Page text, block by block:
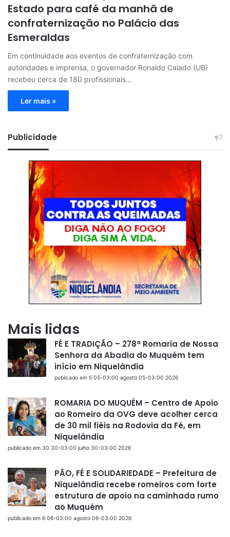
Estado para café da manhã de
confraternização no Palácio das
Esmeraldas
Em continuidade aos eventos de confraternização com
autoridades e imprensa, o governador Ronaldo Caiado (UB)
recebeu cerca de 180 profissionais…
Ler mais »
Publicidade
Mais lidas
FÉ E TRADIÇÃO – 278ª Romaria de Nossa
Senhora da Abadia do Muquém tem
início em Niquelândia
publicado em 5 05-03:00 agosto 05-03:00 2026
ROMARIA DO MUQUÉM – Centro de Apoio
ao Romeiro da OVG deve acolher cerca
de 30 mil fiéis na Rodovia da Fé, em
Niquelândia
publicado em 30 30-03:00 julho 30-03:00 2026
PÃO, FÉ E SOLIDARIEDADE – Prefeitura de
Niquelândia recebe romeiros com forte
estrutura de apoio na caminhada rumo
ao Muquém
publicado em 6 06-03:00 agosto 06-03:00 2026